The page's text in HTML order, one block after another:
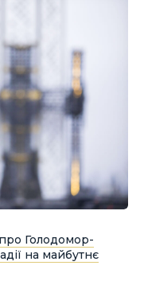
Голодомор-
на майбутнє